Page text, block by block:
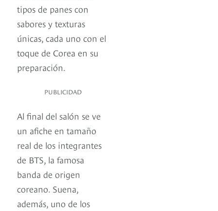
tipos de panes con
sabores y texturas
únicas, cada uno con el
toque de Corea en su
preparación.
PUBLICIDAD
Al final del salón se ve
un afiche en tamaño
real de los integrantes
de BTS, la famosa
banda de origen
coreano. Suena,
además, uno de los